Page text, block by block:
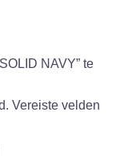
NAVY” te
Vereiste velden